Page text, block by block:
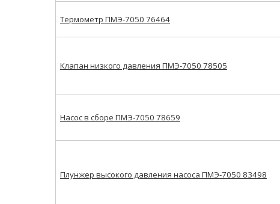
Термометр ПМЭ-7050 76464
Клапан низкого давления ПМЭ-7050 78505
Насос в сборе ПМЭ-7050 78659
Плунжер высокого давления насоса ПМЭ-7050 83498